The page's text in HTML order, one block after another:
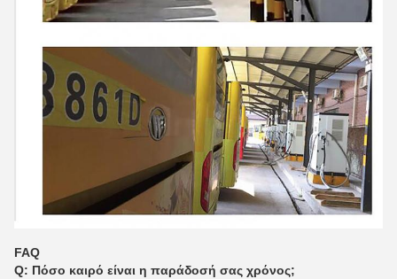
FAQ
Q: Πόσο καιρό είναι η παράδοσή σας χρόνος;